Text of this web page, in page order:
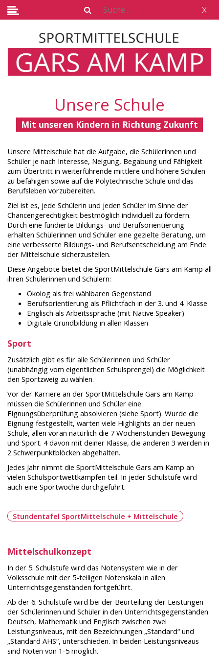
X
Unsere Schule
Mit unseren Kindern in Richtung Zukunft
Unsere Mittelschule hat die Aufgabe, die Schülerinnen und
Schüler je nach Interesse, Neigung, Begabung und Fähigkeit
zum Übertritt in weiterführende mittlere und höhere Schulen
zu befähigen sowie auf die Polytechnische Schule und das
Berufsleben vorzubereiten.
Ziel ist es, jede Schülerin und jeden Schüler im Sinne der
Chancengerechtigkeit bestmöglich individuell zu fördern.
Durch eine fundierte Bildungs- und Berufsorientierung
erhalten Schülerinnen und Schüler eine gezielte Beratung, um
eine verbesserte Bildungs- und Berufsentscheidung am Ende
der Mittelschule sicherzustellen.
Diese Angebote bietet die SportMittelschule Gars am Kamp all
ihren Schülerinnen und Schülern:
Ökolog als frei wählbaren Gegenstand
Berufsorientierung als Pflichtfach in der 3. und 4. Klasse
Englisch als Arbeitssprache (mit Native Speaker)
Digitale Grundbildung in allen Klassen
Sport
Zusätzlich gibt es für alle Schülerinnen und Schüler
(unabhängig vom eigentlichen Schulsprengel) die Möglichkeit
den Sportzweig zu wählen.
Vor der Karriere an der SportMittelschule Gars am Kamp
müssen die Schülerinnen und Schüler eine
Eignungsüberprüfung absolvieren (siehe Sport). Wurde die
Eignung festgestellt, warten viele Highlights an der neuen
Schule, allen voran natürlich die 7 Wochenstunden Bewegung
und Sport. 4 davon mit deiner Klasse, die anderen 3 werden in
2 Schwerpunktblöcken abgehalten.
Jedes Jahr nimmt die SportMittelschule Gars am Kamp an
vielen Schulsportwettkämpfen teil. In jeder Schulstufe wird
auch eine Sportwoche durchgeführt.
Stundentafel SportMittelschule + Mittelschule
Mittelschulkonzept
In der 5. Schulstufe wird das Notensystem wie in der
Volksschule mit der 5-teiligen Notenskala in allen
Unterrichtsgegenständen fortgeführt.
Ab der 6. Schulstufe wird bei der Beurteilung der Leistungen
der Schülerinnen und Schüler in den Unterrichtsgegenständen
Deutsch, Mathematik und Englisch zwischen zwei
Leistungsniveaus, mit den Bezeichnungen „Standard“ und
„Standard AHS“, unterschieden. In beiden Leistungsniveaus
sind Noten von 1-5 möglich.